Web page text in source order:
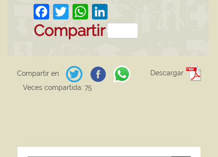
Facebook
TwitterWhatsApp
Compartir
Compartir en
Descargar
Veces compartida: 75